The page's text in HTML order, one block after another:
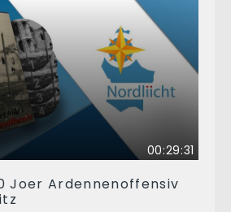
00:29:31
Joer Ardennenoffensiv